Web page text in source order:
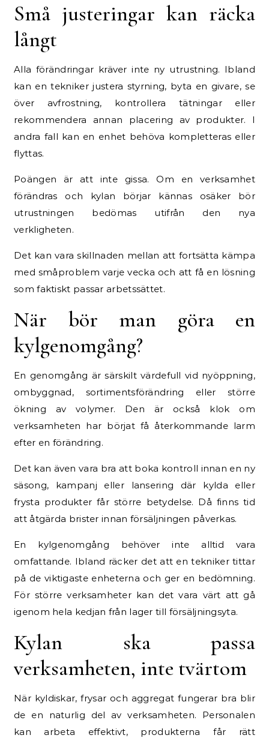
Små justeringar kan räcka
långt
Alla förändringar kräver inte ny utrustning. Ibland
kan en tekniker justera styrning, byta en givare, se
över avfrostning, kontrollera tätningar eller
rekommendera annan placering av produkter. I
andra fall kan en enhet behöva kompletteras eller
flyttas.
Poängen är att inte gissa. Om en verksamhet
förändras och kylan börjar kännas osäker bör
utrustningen bedömas utifrån den nya
verkligheten.
Det kan vara skillnaden mellan att fortsätta kämpa
med småproblem varje vecka och att få en lösning
som faktiskt passar arbetssättet.
När bör man göra en
kylgenomgång?
En genomgång är särskilt värdefull vid nyöppning,
ombyggnad, sortimentsförändring eller större
ökning av volymer. Den är också klok om
verksamheten har börjat få återkommande larm
efter en förändring.
Det kan även vara bra att boka kontroll innan en ny
säsong, kampanj eller lansering där kylda eller
frysta produkter får större betydelse. Då finns tid
att åtgärda brister innan försäljningen påverkas.
En kylgenomgång behöver inte alltid vara
omfattande. Ibland räcker det att en tekniker tittar
på de viktigaste enheterna och ger en bedömning.
För större verksamheter kan det vara värt att gå
igenom hela kedjan från lager till försäljningsyta.
Kylan ska passa
verksamheten, inte tvärtom
När kyldiskar, frysar och aggregat fungerar bra blir
de en naturlig del av verksamheten. Personalen
kan arbeta effektivt, produkterna får rätt